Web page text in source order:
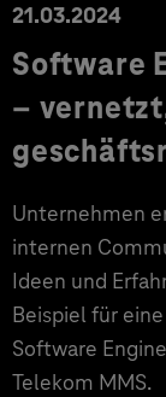
21.03.2024
Software
–
Unternehmen
internen
Ideen und
Beispiel für
Software
Telekom MMS.